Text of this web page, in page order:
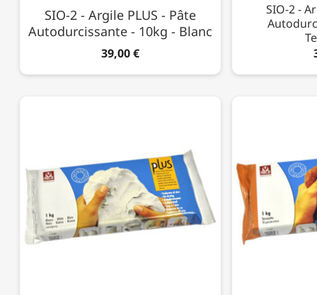
SIO-2 - Argile PLUS - Pâte
Autodurcissante - 10kg - Blanc
39,00 €
SIO-2 -